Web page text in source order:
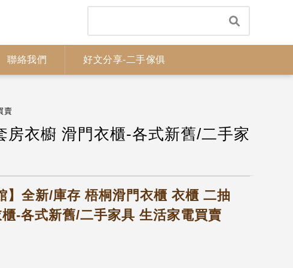
聯絡我們 好文分享-二手傢俱
賣
房衣櫥 滑門衣櫃-各式新舊/二手家
】全新/庫存 梧桐滑門衣櫃 衣櫃 二抽
-各式新舊/二手家具 生活家電買賣